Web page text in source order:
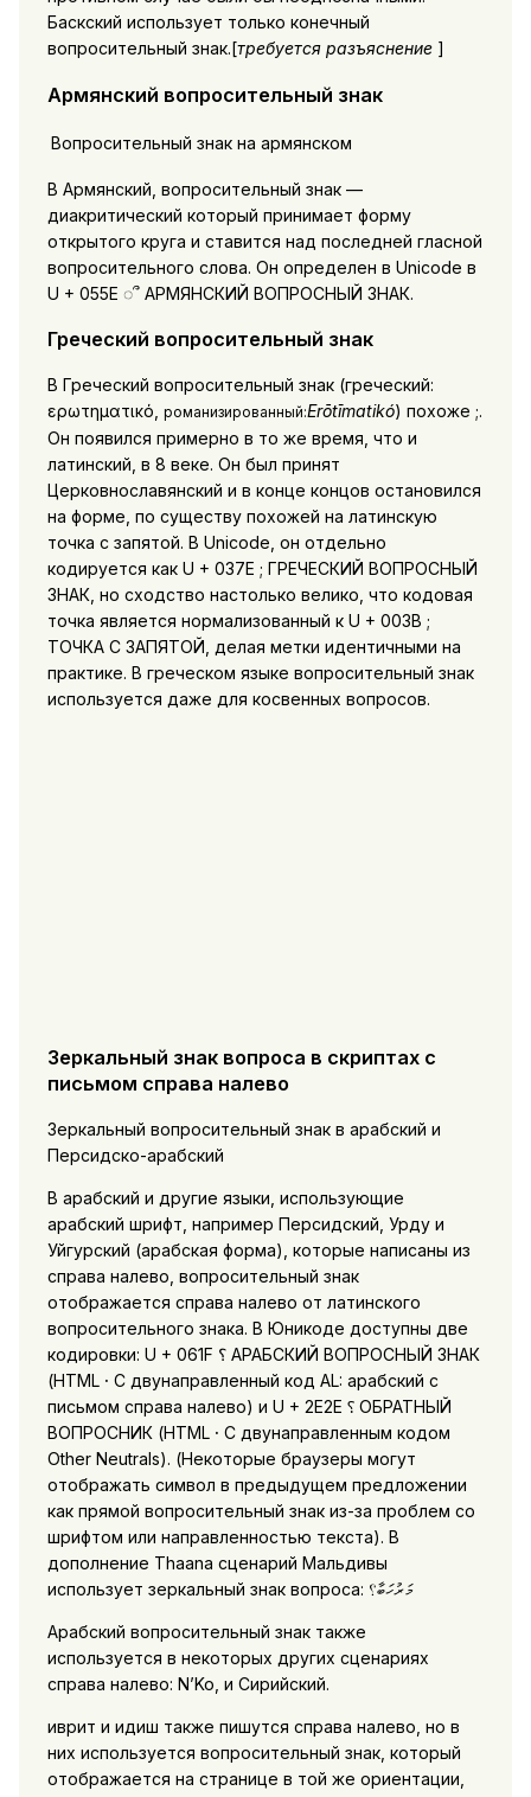
Баскский использует только конечный
вопросительный знак.[требуется разъяснение]
Армянский вопросительный знак
Вопросительный знак на армянском
В Армянский, вопросительный знак —
диакритический который принимает форму
открытого круга и ставится над последней гласной
вопросительного слова. Он определен в Unicode в
U + 055E ◌՞ АРМЯНСКИЙ ВОПРОСНЫЙ ЗНАК.
Греческий вопросительный знак
В Греческий вопросительный знак (греческий:
ερωτηματικό,
романизированный:Erōtīmatikó) похоже ;.
Он появился примерно в то же время, что и
латинский, в 8 веке. Он был принят
Церковнославянский и в конце концов остановился
на форме, по существу похожей на латинскую
точка с запятой. В Unicode, он отдельно
кодируется как U + 037E ; ГРЕЧЕСКИЙ ВОПРОСНЫЙ
ЗНАК, но сходство настолько велико, что кодовая
точка является нормализованный к U + 003B ;
ТОЧКА С ЗАПЯТОЙ, делая метки идентичными на
практике. В греческом языке вопросительный знак
используется даже для косвенных вопросов.
Зеркальный знак вопроса в скриптах с
письмом справа налево
Зеркальный вопросительный знак в арабский и
Персидско-арабский
В арабский и другие языки, использующие
арабский шрифт, например Персидский, Урду и
Уйгурский (арабская форма), которые написаны из
справа налево, вопросительный знак
отображается справа налево от латинского
вопросительного знака. В Юникоде доступны две
кодировки: U + 061F ؟ АРАБСКИЙ ВОПРОСНЫЙ ЗНАК
(HTML · С двунаправленный код AL: арабский с
письмом справа налево) и U + 2E2E ⸮ ОБРАТНЫЙ
ВОПРОСНИК (HTML · С двунаправленным кодом
Other Neutrals). (Некоторые браузеры могут
отображать символ в предыдущем предложении
как прямой вопросительный знак из-за проблем со
шрифтом или направленностью текста). В
дополнение Thaana сценарий Мальдивы
использует зеркальный знак вопроса: މަރުހަބާ؟
Арабский вопросительный знак также
используется в некоторых других сценариях
справа налево: N’Ko, и Сирийский.
иврит и идиш также пишутся справа налево, но в
них используется вопросительный знак, который
отображается на странице в той же ориентации,